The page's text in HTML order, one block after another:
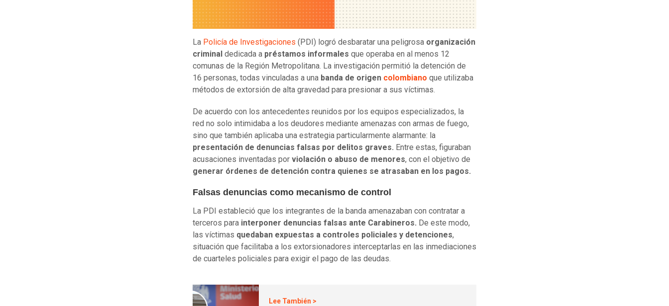
La Policía de Investigaciones (PDI) logró desbaratar una peligrosa organización
criminal dedicada a préstamos informales que operaba en al menos 12
comunas de la Región Metropolitana. La investigación permitió la detención de
16 personas, todas vinculadas a una banda de origen colombiano que utilizaba
métodos de extorsión de alta gravedad para presionar a sus víctimas.
De acuerdo con los antecedentes reunidos por los equipos especializados, la
red no solo intimidaba a los deudores mediante amenazas con armas de fuego,
sino que también aplicaba una estrategia particularmente alarmante: la
presentación de denuncias falsas por delitos graves. Entre estas, figuraban
acusaciones inventadas por violación o abuso de menores, con el objetivo de
generar órdenes de detención contra quienes se atrasaban en los pagos.
Falsas denuncias como mecanismo de control
La PDI estableció que los integrantes de la banda amenazaban con contratar a
terceros para interponer denuncias falsas ante Carabineros. De este modo,
las víctimas quedaban expuestas a controles policiales y detenciones,
situación que facilitaba a los extorsionadores interceptarlas en las inmediaciones
de cuarteles policiales para exigir el pago de las deudas.
Lee También >